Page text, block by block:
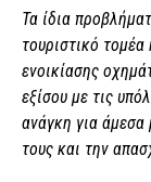
Τα ίδια
τουριστικό
ενοικίασης
εξίσου με τις
ανάγκη για άμεσα
τους και την